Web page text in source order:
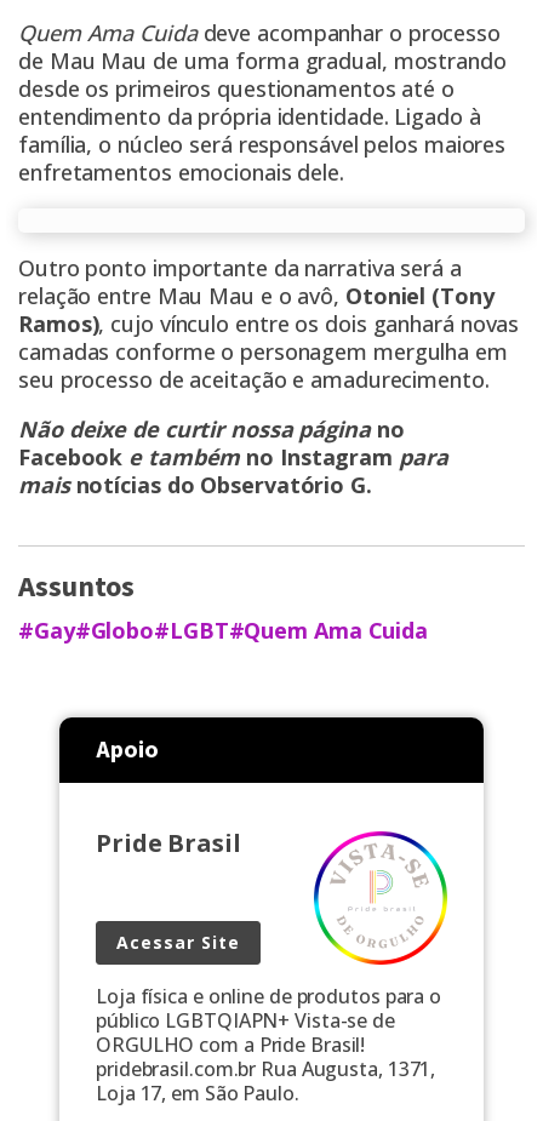
Quem Ama Cuidadeve acompanhar o processo
de Mau Mau de uma forma gradual, mostrando
desde os primeiros questionamentos até o
entendimento da própria identidade. Ligado à
família, o núcleo será responsável pelos maiores
enfretamentos emocionais dele.
Outro ponto importante da narrativa será a
relação entre Mau Mau e o avô, Otoniel (Tony
Ramos), cujo vínculo entre os dois ganhará novas
camadas conforme o personagem mergulha em
seu processo de aceitação e amadurecimento.
Não deixe de curtir nossa página no
Facebook e também no Instagram para
mais notícias do Observatório G.
Assuntos
#Gay#Globo#LGBT#Quem Ama Cuida
Apoio
Pride Brasil
Acessar Site
Loja física e online de produtos para o
público LGBTQIAPN+ Vista-se de
ORGULHO com a Pride Brasil!
pridebrasil.com.br Rua Augusta, 1371,
Loja 17, em São Paulo.